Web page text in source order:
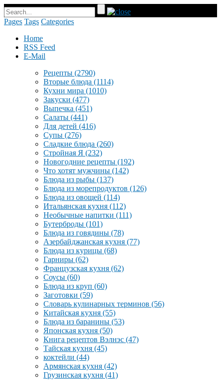
Pages Tags Categories
Home
RSS Feed
E-Mail
Рецепты (2790)
Вторые блюда (1114)
Кухни мира (1010)
Закуски (477)
Выпечка (451)
Салаты (441)
Для детей (416)
Супы (276)
Сладкие блюда (260)
Стройная Я (232)
Новогодние рецепты (192)
Что хотят мужчины (142)
Блюда из рыбы (137)
Блюда из морепродуктов (126)
Блюда из овощей (114)
Итальянская кухня (112)
Необычные напитки (111)
Бутерброды (101)
Блюда из говядины (78)
Азербайджанская кухня (77)
Блюда из курицы (68)
Гарниры (62)
Французская кухня (62)
Соусы (60)
Блюда из круп (60)
Заготовки (59)
Словарь кулинарных терминов (56)
Китайская кухня (55)
Блюда из баранины (53)
Японская кухня (50)
Книга рецептов Вэлнэс (47)
Тайская кухня (45)
коктейли (44)
Армянская кухня (42)
Грузинская кухня (41)